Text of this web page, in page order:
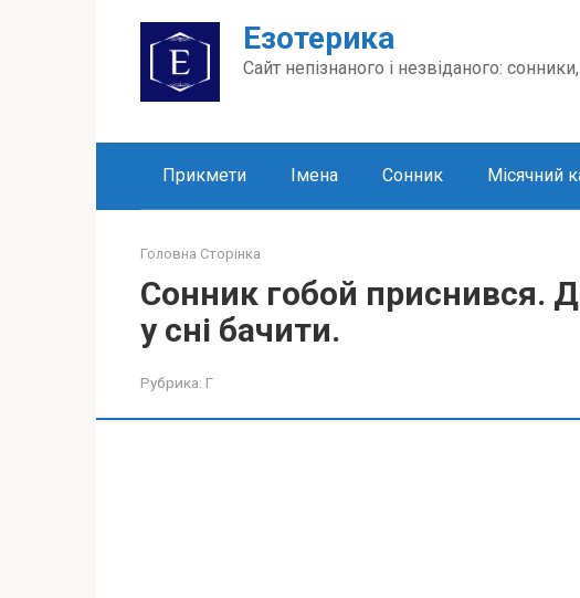
Езотерика
Сайт непізнаного і незвіданого:
Прикмети Імена Сонник Місячний
Головна Сторінка
Сонник гобой приснився.
у сні бачити.
Рубрика: Г